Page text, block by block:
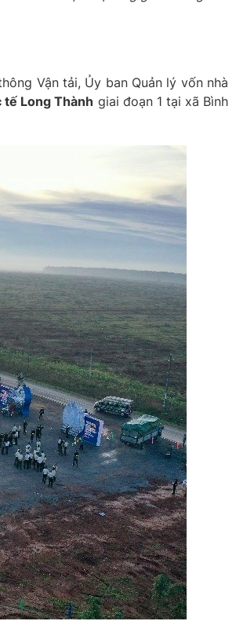
Vận tải, Ủy ban Quản lý vốn nhà
tế Long Thành giai đoạn 1 tại xã Bình